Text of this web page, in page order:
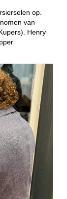
op.
van
Henry